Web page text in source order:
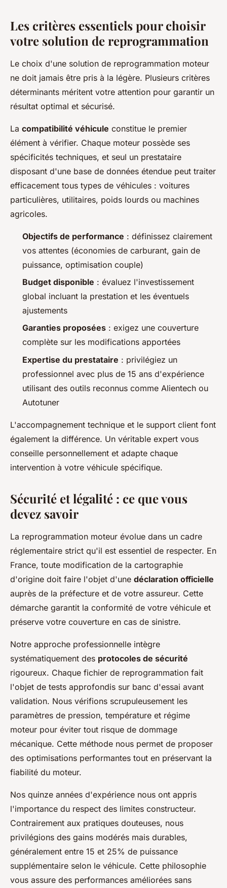
Les critères essentiels pour choisir
votre solution de reprogrammation
Le choix d'une solution de reprogrammation moteur
ne doit jamais être pris à la légère. Plusieurs critères
déterminants méritent votre attention pour garantir un
résultat optimal et sécurisé.
La compatibilité véhicule constitue le premier
élément à vérifier. Chaque moteur possède ses
spécificités techniques, et seul un prestataire
disposant d'une base de données étendue peut traiter
efficacement tous types de véhicules : voitures
particulières, utilitaires, poids lourds ou machines
agricoles.
Objectifs de performance : définissez clairement
vos attentes (économies de carburant, gain de
puissance, optimisation couple)
Budget disponible : évaluez l'investissement
global incluant la prestation et les éventuels
ajustements
Garanties proposées : exigez une couverture
complète sur les modifications apportées
Expertise du prestataire : privilégiez un
professionnel avec plus de 15 ans d'expérience
utilisant des outils reconnus comme Alientech ou
Autotuner
L'accompagnement technique et le support client font
également la différence. Un véritable expert vous
conseille personnellement et adapte chaque
intervention à votre véhicule spécifique.
Sécurité et légalité : ce que vous
devez savoir
La reprogrammation moteur évolue dans un cadre
réglementaire strict qu'il est essentiel de respecter. En
France, toute modification de la cartographie
d'origine doit faire l'objet d'une déclaration officielle
auprès de la préfecture et de votre assureur. Cette
démarche garantit la conformité de votre véhicule et
préserve votre couverture en cas de sinistre.
Notre approche professionnelle intègre
systématiquement des protocoles de sécurité
rigoureux. Chaque fichier de reprogrammation fait
l'objet de tests approfondis sur banc d'essai avant
validation. Nous vérifions scrupuleusement les
paramètres de pression, température et régime
moteur pour éviter tout risque de dommage
mécanique. Cette méthode nous permet de proposer
des optimisations performantes tout en préservant la
fiabilité du moteur.
Nos quinze années d'expérience nous ont appris
l'importance du respect des limites constructeur.
Contrairement aux pratiques douteuses, nous
privilégions des gains modérés mais durables,
généralement entre 15 et 25% de puissance
supplémentaire selon le véhicule. Cette philosophie
vous assure des performances améliorées sans